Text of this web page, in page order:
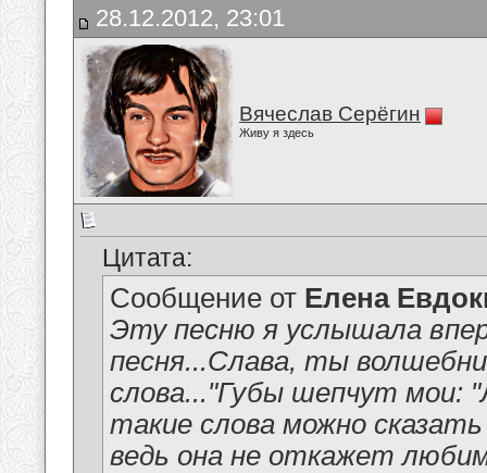
28.12.2012, 23:01
Вячеслав Серёгин
Живу я здесь
Цитата:
Сообщение от Елена
Эту песню я услышала
песня...Слава, ты
слова..."Губы шепчут мои:
такие слова можно
ведь она не откажет